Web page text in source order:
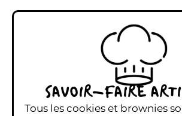
SAVOIR-FAIRE
Tous les cookies et brownies